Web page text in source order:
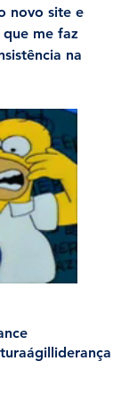
novo site e
me faz
na
liderança